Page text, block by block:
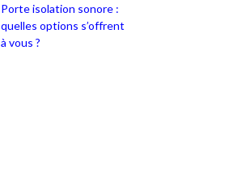
Porte isolation sonore :
quelles options s’offrent
à vous ?